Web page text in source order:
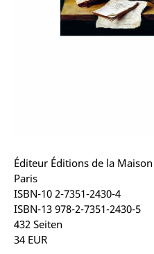
Éditeur Éditions de la
Paris
ISBN-10 2-7351-2430-4
ISBN-13 978-2-7351-2430-5
432 Seiten
34 EUR